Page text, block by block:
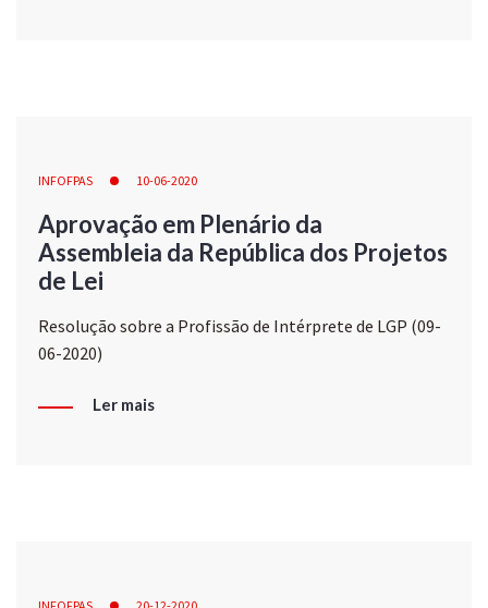
INFOFPAS 10-06-2020
Aprovação em Plenário da
Assembleia da República dos Projetos
de Lei
Resolução sobre a Profissão de Intérprete de LGP (09-
06-2020)
Ler mais